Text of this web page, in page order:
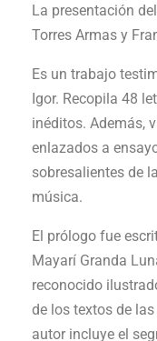
La presentación
Torres Armas y
Es un trabajo
Igor. Recopila 48
inéditos. Además,
enlazados a
sobresalientes de
música.
El prólogo fue
Mayarí Granda
reconocido
de los textos de
autor incluye el